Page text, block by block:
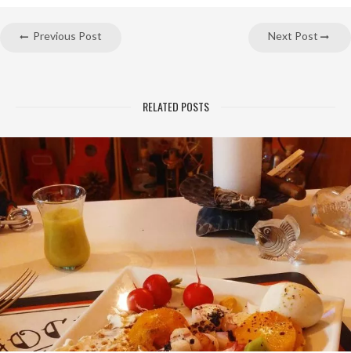
Previous Post Next Post
RELATED POSTS